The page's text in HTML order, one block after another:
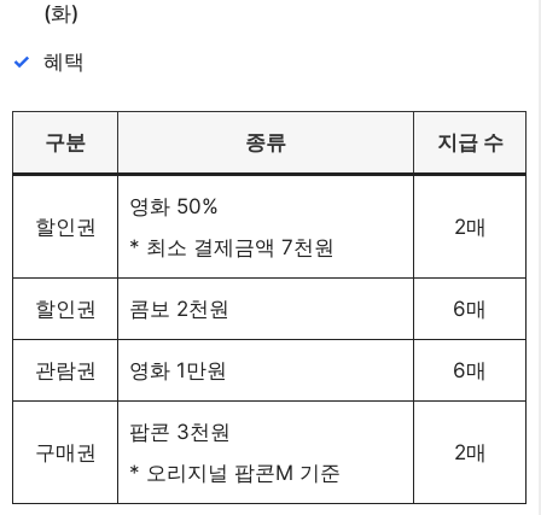
(화)
혜택
구분 종류 지급 수
할인권
영화 50%
* 최소 결제금액 7천원
2매
할인권 콤보 2천원 6매
관람권 영화 1만원 6매
구매권
팝콘 3천원
* 오리지널 팝콘M 기준
2매